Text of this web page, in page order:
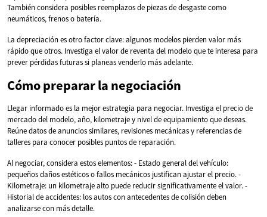
También considera posibles reemplazos de piezas de desgaste como
neumáticos, frenos o batería.
La depreciación es otro factor clave: algunos modelos pierden valor más
rápido que otros. Investiga el valor de reventa del modelo que te interesa para
prever pérdidas futuras si planeas venderlo más adelante.
Cómo preparar la negociación
Llegar informado es la mejor estrategia para negociar. Investiga el precio de
mercado del modelo, año, kilometraje y nivel de equipamiento que deseas.
Reúne datos de anuncios similares, revisiones mecánicas y referencias de
talleres para conocer posibles puntos de reparación.
Al negociar, considera estos elementos: - Estado general del vehículo:
pequeños daños estéticos o fallos mecánicos justifican ajustar el precio. -
Kilometraje: un kilometraje alto puede reducir significativamente el valor. -
Historial de accidentes: los autos con antecedentes de colisión deben
analizarse con más detalle.